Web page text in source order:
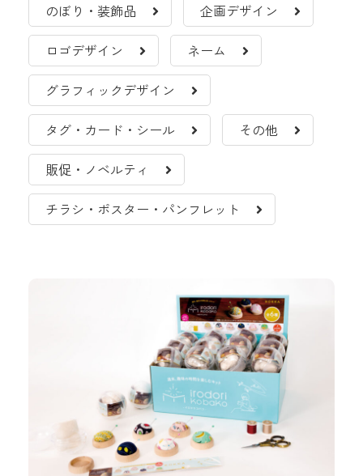
のぼり・装飾品 企画デザイン
ロゴデザイン ネーム
グラフィックデザイン
タグ・カード・シール その他
販促・ノベルティ
チラシ・ポスター・パンフレット